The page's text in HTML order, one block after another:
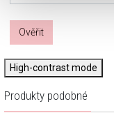
Ověřit
High-contrast mode
Produkty podobné